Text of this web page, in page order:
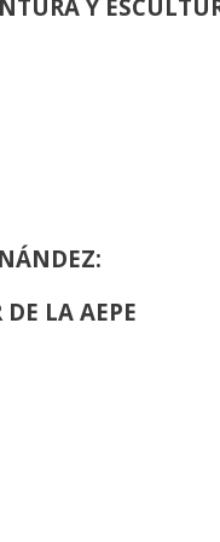
Y
LA AEPE